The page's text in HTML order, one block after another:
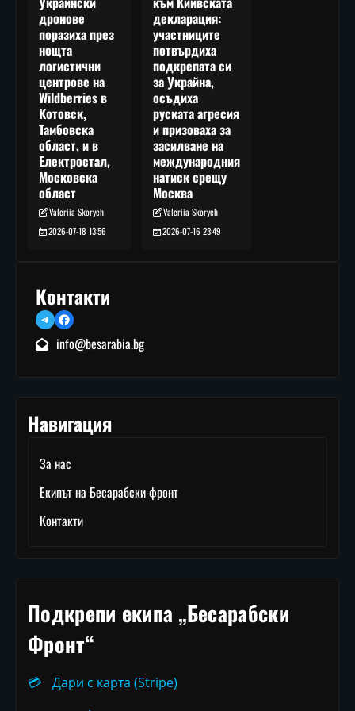
дронове
поразиха през
нощта
логистични
центрове на
Wildberries в
Котовск,
Тамбовска
област, и в
Електростал,
Московска
област
Valeriia Skorych
2026-07-18 13:56
декларация:
участниците
потвърдиха
подкрепата си
за Украйна,
осъдиха
руската агресия
и призоваха за
засилване на
международния
натиск срещу
Москва
Valeriia Skorych
2026-07-16 23:49
Контакти
TelegramFacebook
info@besarabia.bg
Навигация
За нас
Екипът на Бесарабски фронт
Контакти
Подкрепи екипа „Бесарабски
Фронт“
💳
Дари с карта (Stripe)